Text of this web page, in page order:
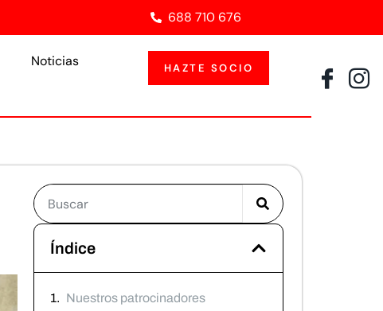
688 710 676
Noticias HAZTE SOCIO
Índice
Nuestros patrocinadores